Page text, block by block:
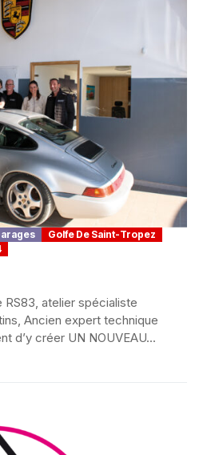
Golfe De Saint-Tropez
atelier spécialiste
Ancien expert technique
d’y créer UN NOUVEAU...